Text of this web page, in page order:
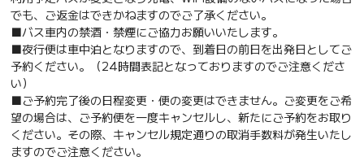
でも、ご返金はできかねますのでご了承ください。
■バス車内の禁酒・禁煙にご協力お願いいたします。
■夜行便は車中泊となりますので、到着日の前日を出発日としてご
予約ください。（24時間表記となっておりますのでご注意くださ
い）
■ご予約完了後の日程変更・便の変更はできません。ご変更をご希
望の場合は、ご予約便を一度キャンセルし、新たにご予約をお取り
ください。その際、キャンセル規定通りの取消手数料が発生いたし
ますのでご注意ください。